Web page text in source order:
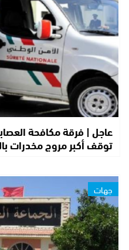
عاجل | فرقة مكافحة
توقف أكبر مروج مخدرات
جهات